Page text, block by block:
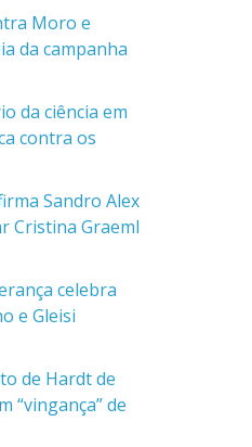
Moro e
da campanha
da ciência em
contra os
Sandro Alex
Cristina Graeml
celebra
e Gleisi
de Hardt de
“vingança” de